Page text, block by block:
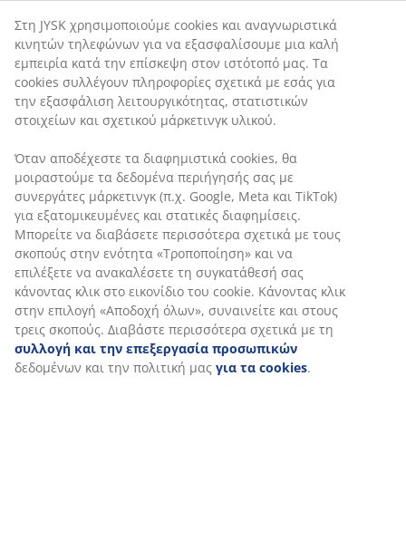
Χαρακτηριστικά προϊόντος
Αξιολογήσεις
(29)
Αποστολή